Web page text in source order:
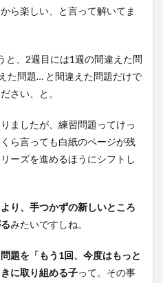
ら楽しい、と言って解いてま
と、2週目には1週の間違えた問
た問題… と間違えた問題だけで
さい、と。
ましたが、練習問題ってけっ
ら言っても白紙のページが残
ーズを進めるほうにシフトし
り、手つかずの新しいところ
みたいですしね。
題を「もう1回、今度はもっと
に取り組める子って。その事